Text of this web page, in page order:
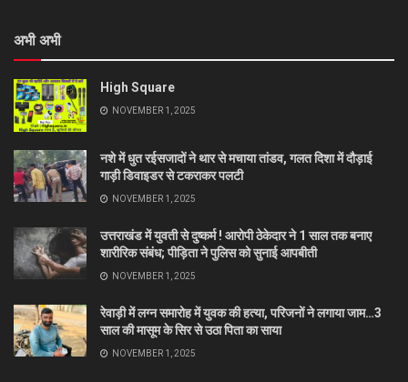
अभी अभी
High Square
NOVEMBER 1, 2025
नशे में धुत रईसजादों ने थार से मचाया तांडव, गलत दिशा में दौड़ाई
गाड़ी डिवाइडर से टकराकर पलटी
NOVEMBER 1, 2025
उत्तराखंड में युवती से दुष्कर्म ! आरोपी ठेकेदार ने 1 साल तक बनाए
शारीरिक संबंध; पीड़िता ने पुलिस को सुनाई आपबीती
NOVEMBER 1, 2025
रेवाड़ी में लग्न समारोह में युवक की हत्या, परिजनों ने लगाया जाम…3
साल की मासूम के सिर से उठा पिता का साया
NOVEMBER 1, 2025